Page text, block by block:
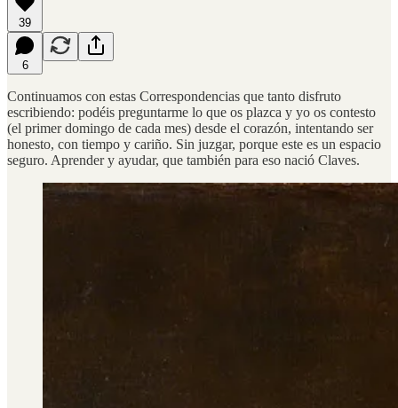
39
6
Continuamos con estas Correspondencias que tanto disfruto
escribiendo: podéis preguntarme lo que os plazca y yo os contesto
(el primer domingo de cada mes) desde el corazón, intentando ser
honesto, con tiempo y cariño. Sin juzgar, porque este es un espacio
seguro. Aprender y ayudar, que también para eso nació Claves.